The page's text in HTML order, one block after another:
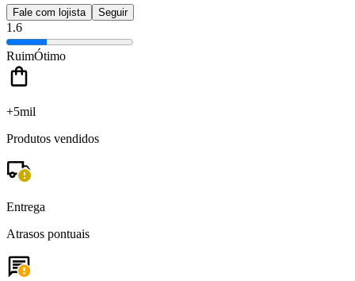
Fale com lojista Seguir
1.6
RuimÓtimo
+5mil
Produtos vendidos
Entrega
Atrasos pontuais